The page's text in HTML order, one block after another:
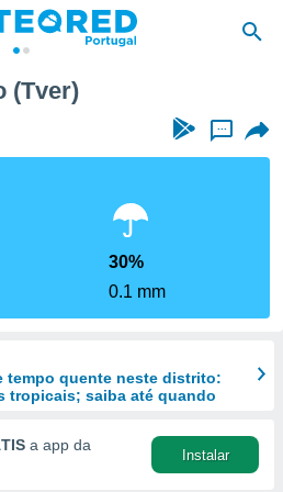
(Tver)
...
30%
0.1 mm
tempo quente neste distrito:
tropicais; saiba até quando
a app da
Instalar